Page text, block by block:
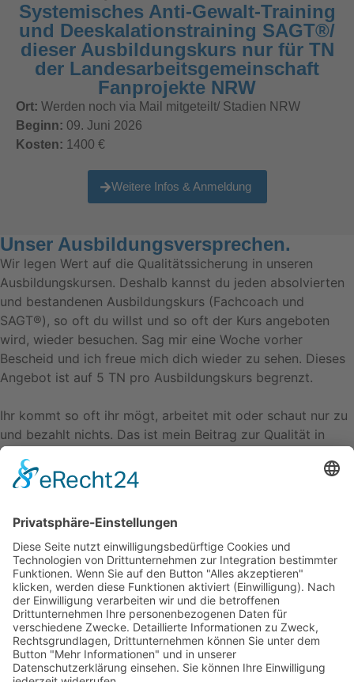
Systemisches Anti-Gewalt-Training
und Deeskalationstraining SAGT®/
dieser Ausbildungskurs nur für TN
der Landesarbeitsgemeinschaft
Fanprojekte NRW
Ort: Werden noch via Mail mitgeteilt/ Stadien NRW
Beginn: 09. Juni 2026
Kosten: 1400 €
Weitere Infos & Anmeldung
Unser Ausbildungsversprechen.
Wir legen Wert auf die Qualitätssicherung in unseren
Ausbildungskursen. Deshalb kannst du jeden absolvierten
und bestandenen Ausbildungskurs (Fachcoach und
SAGT®), so oft du willst und so oft der Kurs angeboten
wird, wieder besuchen. Sag mir eine Woche vorher
Bescheid und ich freue mich dich wieder zu sehen. Dieses
Angebot ist auf 5 TN pro Ausbildungskurs begrenzt.
Ihr kommt so oft ihr mögt, arbeitet mit oder schaut nur zu
und bezahlt nichts. Das ist mein Beitrag zur Qualität in
Weiterbildung!
Kontakt.
Andreas Sandvoß
Landsbergerstraße 44, 45219 Essen
+49 2054 9396987
kontakt@andreas-sandvoss.de
Links.
Intention